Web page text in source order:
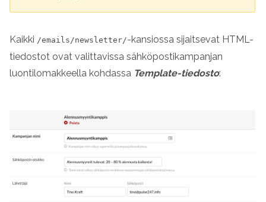
Kaikki /emails/newsletter/-kansiossa sijaitsevat HTML-
tiedostot ovat valittavissa sähköpostikampanjan
luontilomakkeella kohdassa Template-tiedosto: